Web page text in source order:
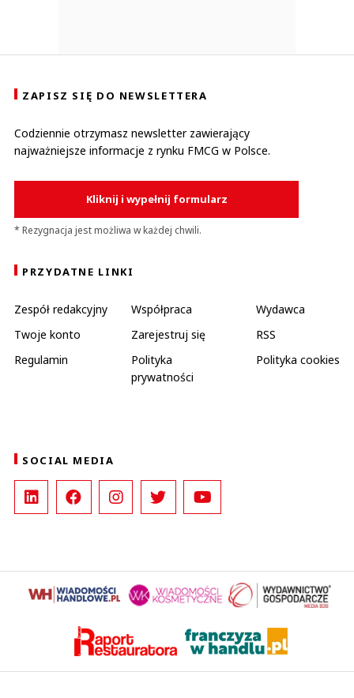
ZAPISZ SIĘ DO NEWSLETTERA
Codziennie otrzymasz newsletter zawierający
najważniejsze informacje z rynku FMCG w Polsce.
Kliknij i wypełnij formularz
* Rezygnacja jest możliwa w każdej chwili.
PRZYDATNE LINKI
Zespół redakcyjny Współpraca
Wydawca
Twoje konto
Zarejestruj się
RSS
Regulamin
Polityka
prywatności
Polityka cookies
SOCIAL MEDIA